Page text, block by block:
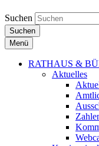
Suchen
Suchen
Menü
RATHAUS &
Aktuelles